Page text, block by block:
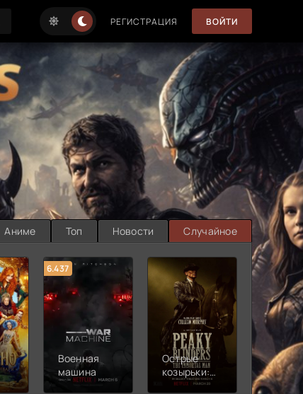
РЕГИСТРАЦИЯ ВОЙТИ
Аниме Топ Новости Случайное
6.437
Военная
машина
Острые
козырьки:
Бессмертный
7.187
2